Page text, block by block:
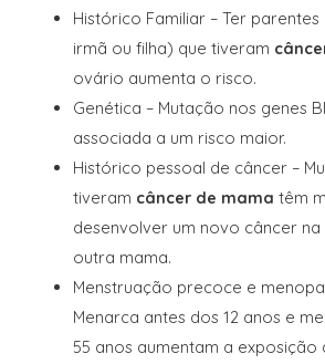
Histórico Familiar – Ter
irmã ou filha) que tiveram
ovário aumenta o risco.
Genética – Mutação nos genes
associada a um risco maior.
Histórico pessoal de câncer –
tiveram câncer de mama têm
desenvolver um novo câncer na
outra mama.
Menstruação precoce e
Menarca antes dos 12 anos e
55 anos aumentam a exposição